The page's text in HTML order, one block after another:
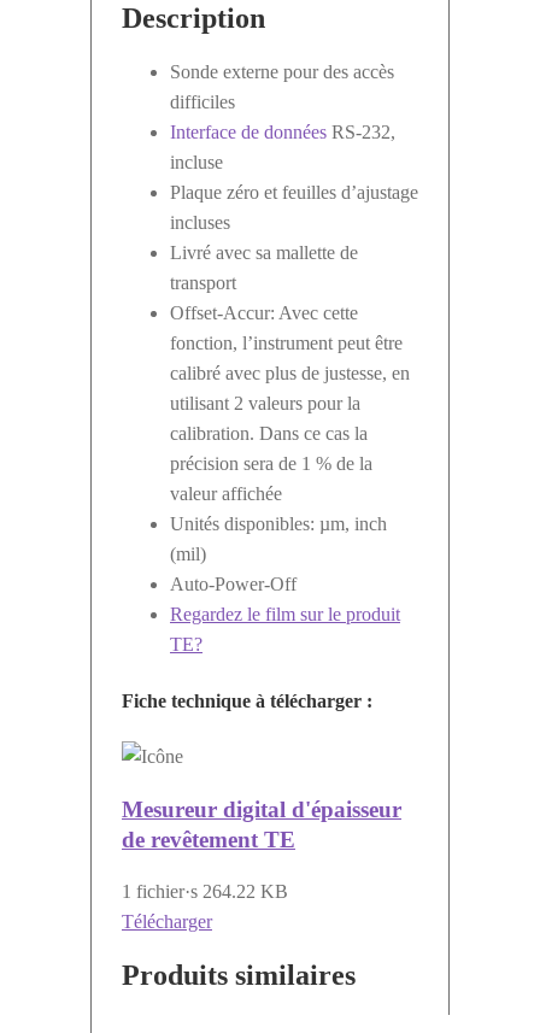
Description
Sonde externe pour des accès
difficiles
Interface de données RS-232,
incluse
Plaque zéro et feuilles d’ajustage
incluses
Livré avec sa mallette de
transport
Offset-Accur: Avec cette
fonction, l’instrument peut être
calibré avec plus de justesse, en
utilisant 2 valeurs pour la
calibration. Dans ce cas la
précision sera de 1 % de la
valeur affichée
Unités disponibles: µm, inch
(mil)
Auto-Power-Off
Regardez le film sur le produit
TE?
Fiche technique à télécharger :
Mesureur digital d'épaisseur
de revêtement TE
1 fichier·s 264.22 KB
Télécharger
Produits similaires